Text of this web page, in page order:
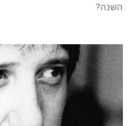
השנה?